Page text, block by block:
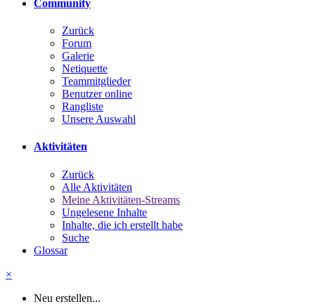
Community
Zurück
Forum
Galerie
Netiquette
Teammitglieder
Benutzer online
Rangliste
Unsere Auswahl
Aktivitäten
Zurück
Alle Aktivitäten
Meine Aktivitäten-Streams
Ungelesene Inhalte
Inhalte, die ich erstellt habe
Suche
Glossar
×
Neu erstellen...